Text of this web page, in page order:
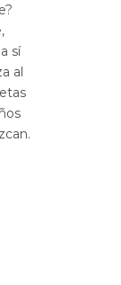
sí
al